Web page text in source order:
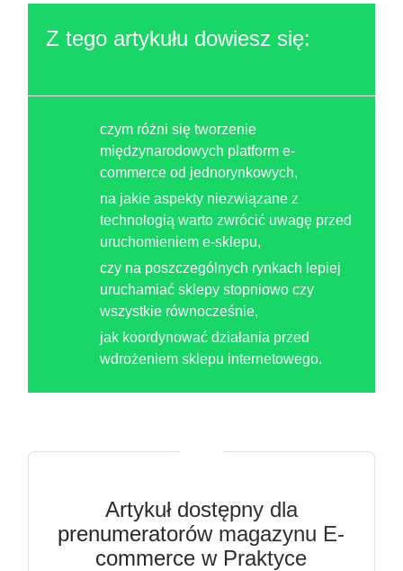
Z tego artykułu dowiesz się:
czym różni się tworzenie
międzynarodowych platform e-
commerce od jednorynkowych,
na jakie aspekty niezwiązane z
technologią warto zwrócić uwagę przed
uruchomieniem e-sklepu,
czy na poszczególnych rynkach lepiej
uruchamiać sklepy stopniowo czy
wszystkie równocześnie,
jak koordynować działania przed
wdrożeniem sklepu internetowego.
Artykuł dostępny dla
prenumeratorów magazynu E-
commerce w Praktyce